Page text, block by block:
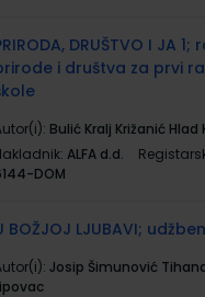
DRUŠTVO I JA
i društva za prvi
Bulić Kralj Križanić
ALFA d.d.
DOM
BOŽJOJ LJUBAVI;
Josip Šimunović